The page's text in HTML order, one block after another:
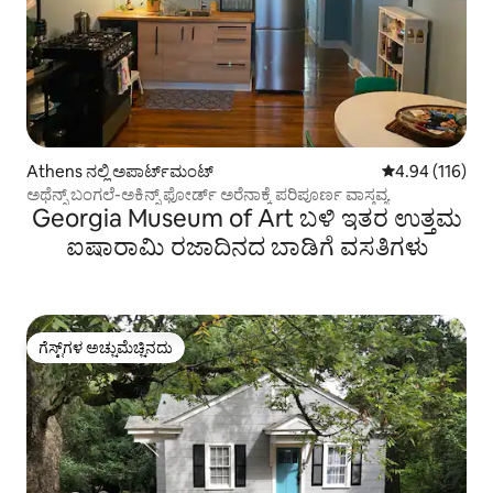
Athens ನಲ್ಲಿ ಅಪಾರ್ಟ್‌ಮಂಟ್ 5 ರಲ್ಲಿ 4.94
4.94 (116)
ಅಥೆನ್ಸ್ ಬಂಗಲೆ-ಅಕಿನ್ಸ್ ಫೋರ್ಡ್ ಅರೆನಾಕ್ಕೆ ಪರಿಪೂರ್ಣ ವಾಸ್ತವ್ಯ
Georgia Museum of Art ಬಳಿ ಇತರ ಉತ್ತಮ
ಐಷಾರಾಮಿ ರಜಾದಿನದ ಬಾಡಿಗೆ ವಸತಿಗಳು
ಗೆಸ್ಟ್‌ಗಳ ಅಚ್ಚುಮೆಚ್ಚಿನದು
ಗೆಸ್ಟ್‌ಗಳ ಅಚ್ಚುಮೆಚ್ಚಿನದು